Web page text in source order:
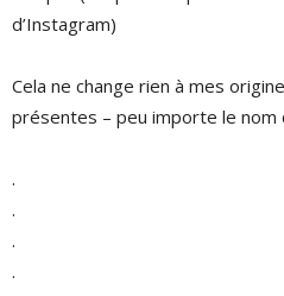
d’Instagram)
Cela ne change rien à mes
présentes – peu importe le nom
.
.
.
.